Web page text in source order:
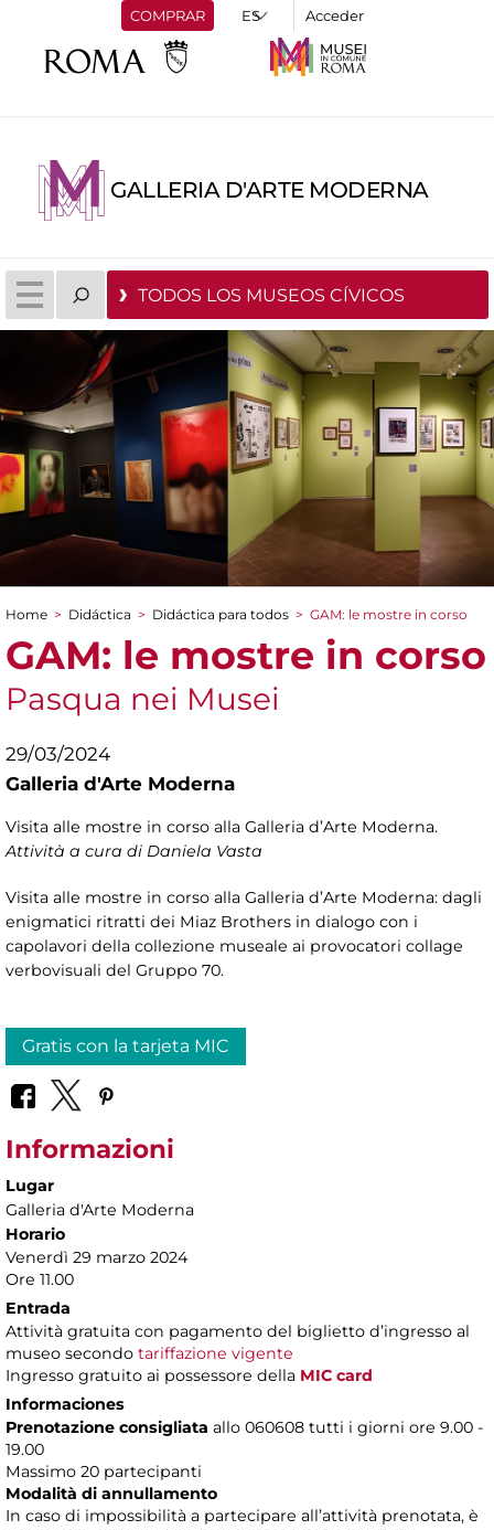
COMPRAR Acceder
GALLERIA D'ARTE MODERNA
TODOS LOS MUSEOS CÍVICOS
You are here
Home > Didáctica > Didáctica para todos > GAM: le mostre in corso
GAM: le mostre in corso
Pasqua nei Musei
29/03/2024
Galleria d'Arte Moderna
Visita alle mostre in corso alla Galleria d’Arte Moderna.
Attività a cura di Daniela Vasta
Visita alle mostre in corso alla Galleria d’Arte Moderna: dagli
enigmatici ritratti dei Miaz Brothers in dialogo con i
capolavori della collezione museale ai provocatori collage
verbovisuali del Gruppo 70.
Gratis con la tarjeta MIC
Informazioni
Lugar
Galleria d'Arte Moderna
Horario
Venerdì 29 marzo 2024
Ore 11.00
Entrada
Attività gratuita con pagamento del biglietto d’ingresso al
museo secondo tariffazione vigente
Ingresso gratuito ai possessore della MIC card
Informaciones
Prenotazione consigliata allo 060608 tutti i giorni ore 9.00 -
19.00
Massimo 20 partecipanti
Modalità di annullamento
In caso di impossibilità a partecipare all’attività prenotata, è